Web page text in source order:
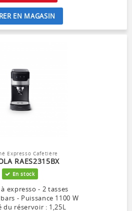
EN MAGASIN
Expresso Cafetière
RAES2315BX
En stock
expresso - 2 tasses
- Puissance 1100 W
du réservoir : 1,25L